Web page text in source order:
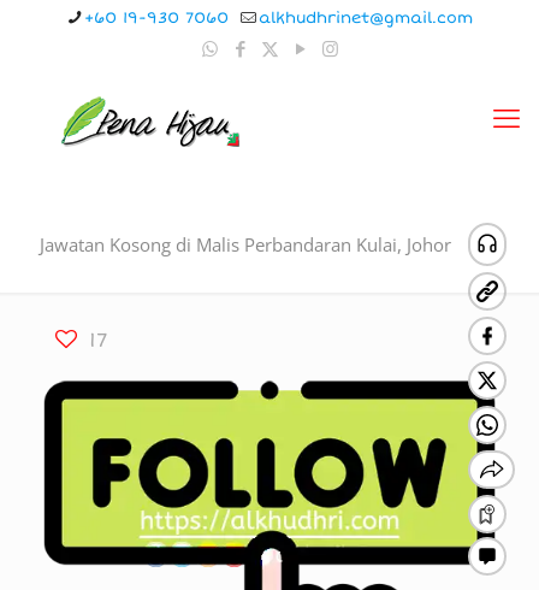
+60 19-930 7060 alkhudhrinet@gmail.com
Jawatan Kosong di Malis Perbandaran Kulai, Johor
17